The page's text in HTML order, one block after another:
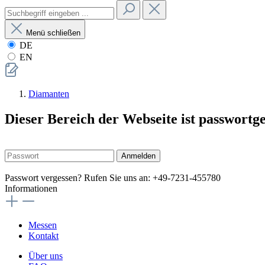
Menü schließen
DE
EN
Diamanten
Dieser Bereich der Webseite ist
Anmelden
Passwort vergessen? Rufen Sie uns an: +49-7231-455780
Informationen
Messen
Kontakt
Über uns